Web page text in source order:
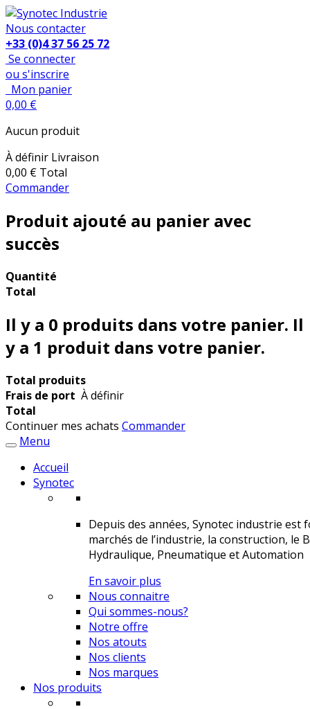
Nous contacter
+33 (0)4 37 56 25 72
Se connecter
ou s'inscrire
Mon panier
0,00 €
Aucun produit
À définir Livraison
0,00 € Total
Commander
Produit ajouté au panier avec
succès
Quantité
Total
Il y a 0 produits dans votre panier. Il
y a 1 produit dans votre panier.
Total produits
Frais de port À définir
Total
Continuer mes achats Commander
Menu
Accueil
Synotec
Depuis des années, Synotec industrie
marchés de l’industrie, la construction, le
Hydraulique, Pneumatique et Automation
En savoir plus
Nous connaitre
Qui sommes-nous?
Notre offre
Nos atouts
Nos clients
Nos marques
Nos produits